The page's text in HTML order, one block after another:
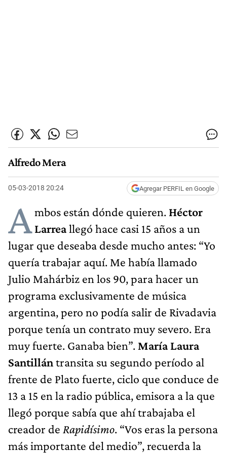
Alfredo Mera
05-03-2018 20:24 Agregar PERFIL en Google
Ambos están dónde quieren. Héctor
Larreallegó hace casi 15 años a un
lugar que deseaba desde mucho antes: “Yo
quería trabajar aquí. Me había llamado
Julio Mahárbiz en los 90, para hacer un
programa exclusivamente de música
argentina, pero no podía salir de Rivadavia
porque tenía un contrato muy severo. Era
muy fuerte. Ganaba bien”. María Laura
Santillántransita su segundo período al
frente de Plato fuerte, ciclo que conduce de
13 a 15 en la radio pública, emisora a la que
llegó porque sabía que ahí trabajaba el
creador de Rapidísimo. “Vos eras la persona
más importante del medio”, recuerda la